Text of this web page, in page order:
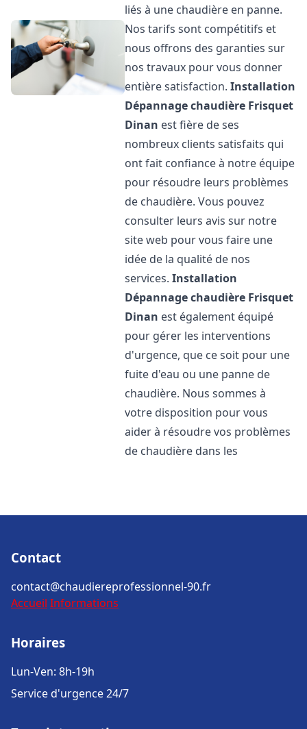
liés à une chaudière en panne.
Nos tarifs sont compétitifs et
nous offrons des garanties sur
nos travaux pour vous donner
entière satisfaction.Installation
Dépannage chaudière Frisquet
Dinan est fière de ses
nombreux clients satisfaits qui
ont fait confiance à notre équipe
pour résoudre leurs problèmes
de chaudière. Vous pouvez
consulter leurs avis sur notre
site web pour vous faire une
idée de la qualité de nos
services.Installation
Dépannage chaudière Frisquet
Dinan est également équipé
pour gérer les interventions
d'urgence, que ce soit pour une
fuite d'eau ou une panne de
chaudière. Nous sommes à
votre disposition pour vous
aider à résoudre vos problèmes
de chaudière dans les
Contact
contact@chaudiereprofessionnel-90.fr
Accueil Informations
Horaires
Lun-Ven: 8h-19h
Service d'urgence 24/7